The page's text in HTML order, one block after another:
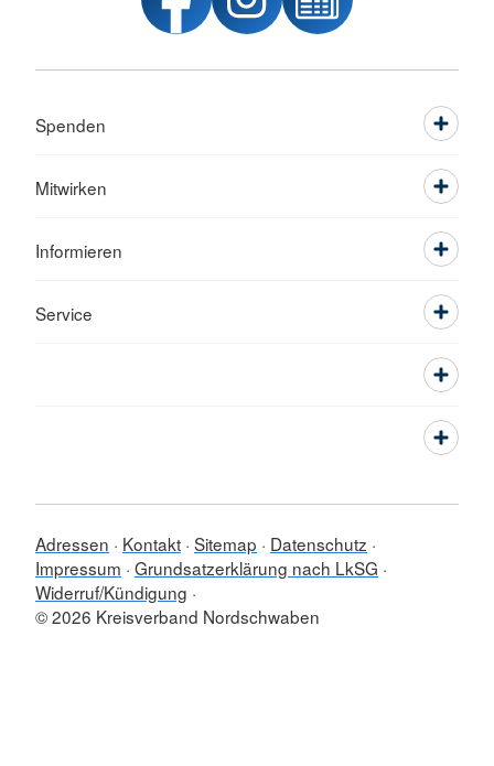
Spenden
Mitwirken
Informieren
Service
Adressen Kontakt Sitemap
Datenschutz
Impressum Grundsatzerklärung nach LkSG
Widerruf/Kündigung
© 2026 Kreisverband Nordschwaben